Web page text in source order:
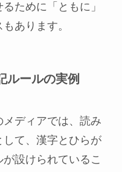
ために「ともに」
あります。
ルールの実例
ディアでは、読み
て、漢字とひらが
設けられているこ